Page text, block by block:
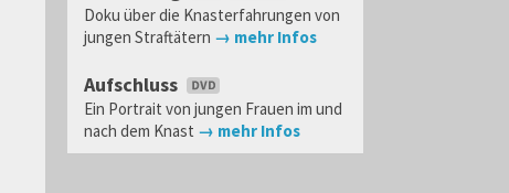
Doku über die Knasterfahrungen von
jungen Straftätern → mehr Infos
Aufschluss
Ein Portrait von jungen Frauen im und
nach dem Knast → mehr Infos